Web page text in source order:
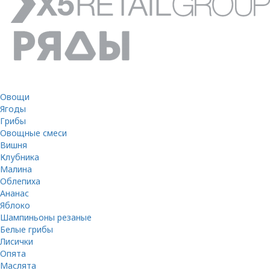
Овощи
Ягоды
Грибы
Овощные смеси
Вишня
Клубника
Малина
Облепиха
Ананас
Яблоко
Шампиньоны резаные
Белые грибы
Лисички
Опята
Маслята